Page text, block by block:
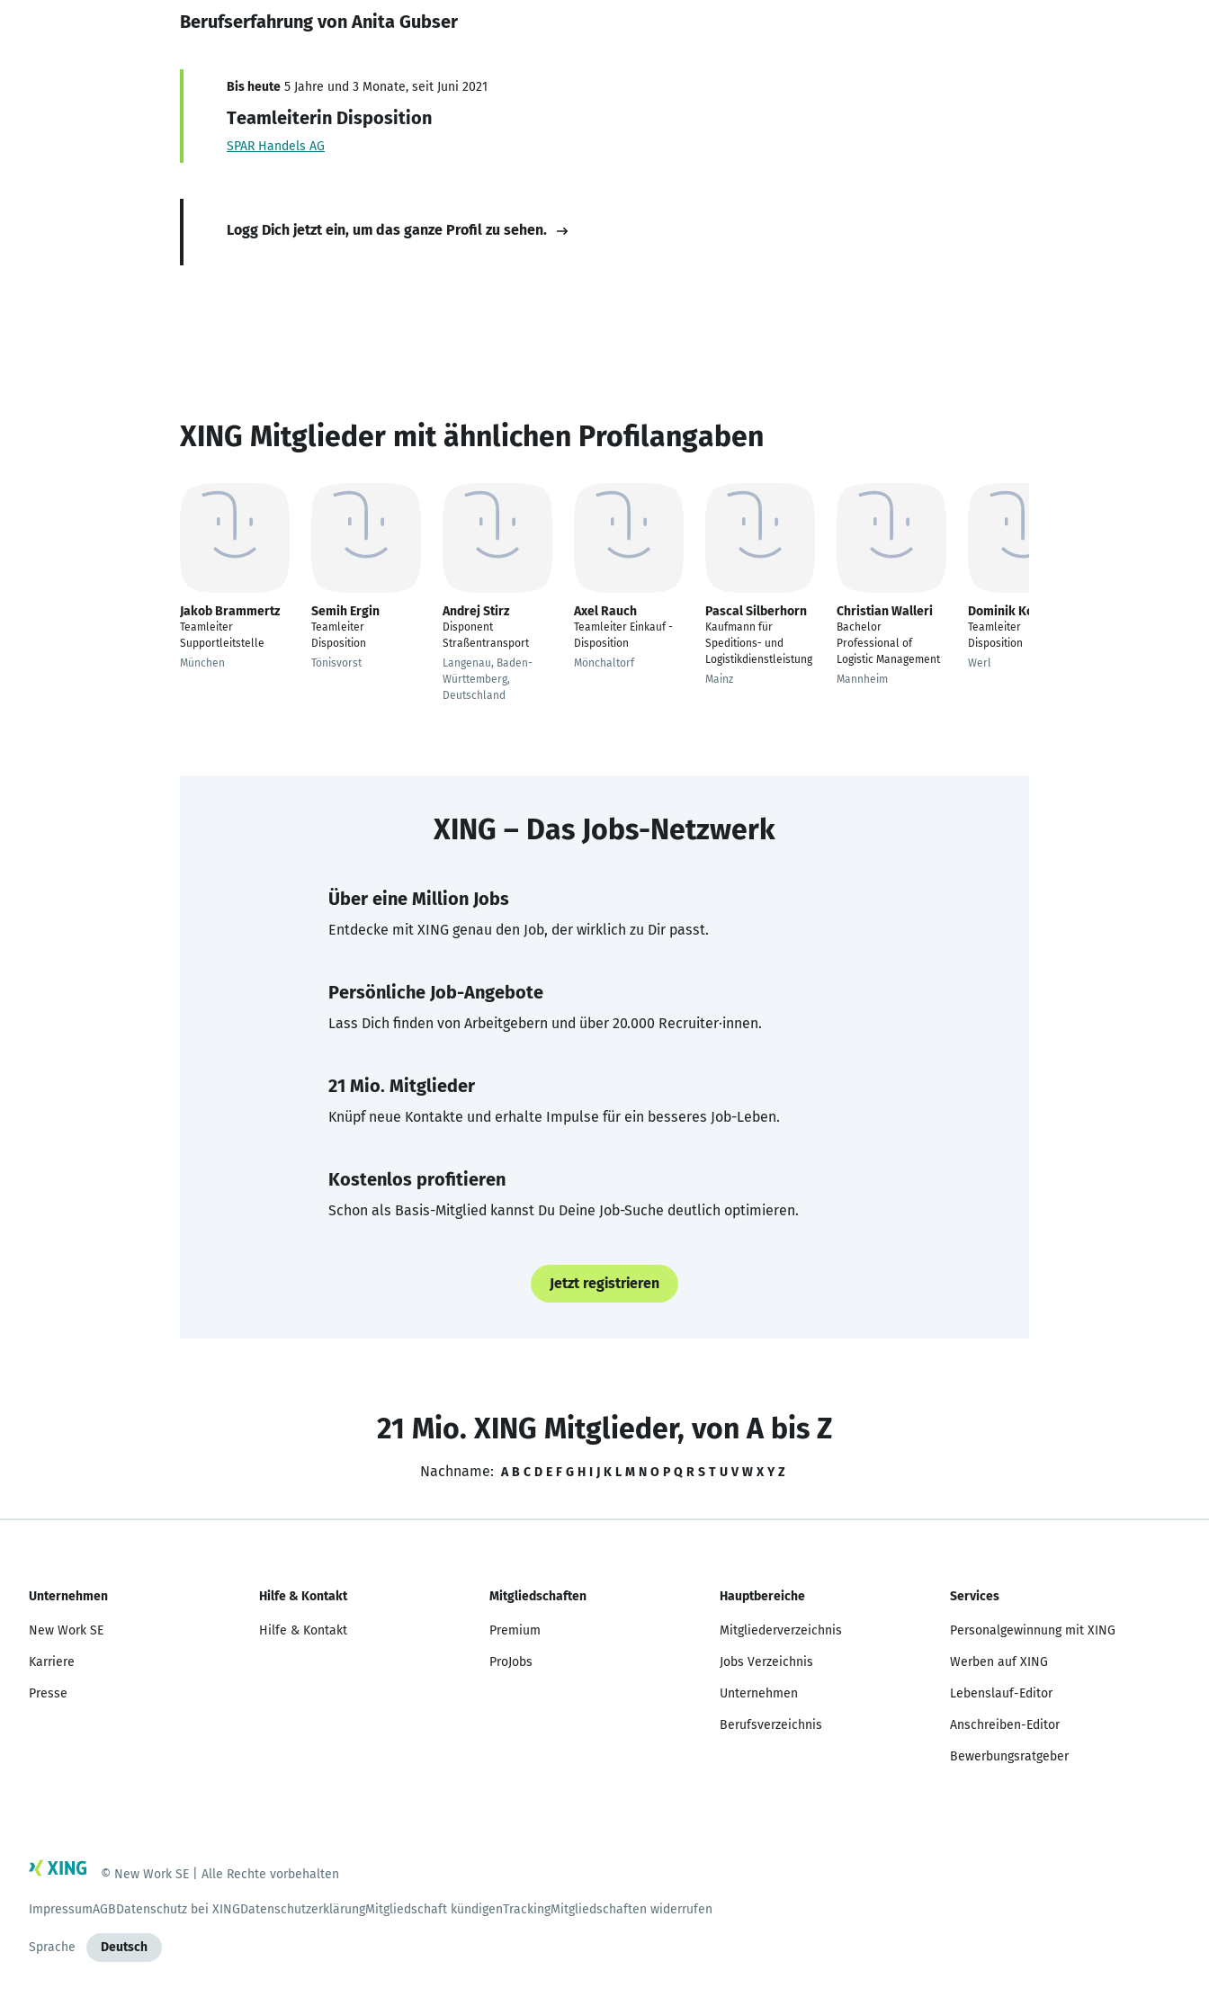
Berufserfahrung von Anita Gubser
Bis heute 5 Jahre und 3 Monate, seit Juni 2021
Teamleiterin Disposition
SPAR Handels AG
Logg Dich jetzt ein, um das ganze Profil zu sehen.
XING Mitglieder mit ähnlichen Profilangaben
Jakob Brammertz
Teamleiter
Supportleitstelle
München
Semih Ergin
Teamleiter
Disposition
Tönisvorst
Andrej Stirz
Disponent
Straßentransport
Langenau, Baden-
Württemberg,
Deutschland
Axel Rauch
Teamleiter Einkauf -
Disposition
Mönchaltorf
Pascal Silberhorn
Kaufmann für
Speditions- und
Logistikdienstleistung
Mainz
Christian Walleri
Bachelor
Professional of
Logistic Management
Mannheim
Dominik Koch
Teamleiter
Disposition
Werl
XING – Das Jobs-Netzwerk
Über eine Million Jobs
Entdecke mit XING genau den Job, der wirklich zu Dir passt.
Persönliche Job-Angebote
Lass Dich finden von Arbeitgebern und über 20.000 Recruiter·innen.
21 Mio. Mitglieder
Knüpf neue Kontakte und erhalte Impulse für ein besseres Job-Leben.
Kostenlos profitieren
Schon als Basis-Mitglied kannst Du Deine Job-Suche deutlich optimieren.
Jetzt registrieren
21 Mio. XING Mitglieder, von A bis Z
Nachname: A B C D E F G H I J K L M N O P Q R S T U V W X Y Z
Unternehmen
New Work SE
Karriere
Presse
Hilfe & Kontakt
Hilfe & Kontakt
Mitgliedschaften
Premium
ProJobs
Hauptbereiche
Mitgliederverzeichnis
Jobs Verzeichnis
Unternehmen
Berufsverzeichnis
Services
Personalgewinnung mit XING
Werben auf XING
Lebenslauf-Editor
Anschreiben-Editor
Bewerbungsratgeber
© New Work SE | Alle Rechte vorbehalten
ImpressumAGBDatenschutz bei XINGDatenschutzerklärungMitgliedschaft kündigenTrackingMitgliedschaften widerrufen
Sprache Deutsch